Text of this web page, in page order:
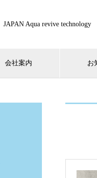
JAPAN Aqua revive
会社案内 お